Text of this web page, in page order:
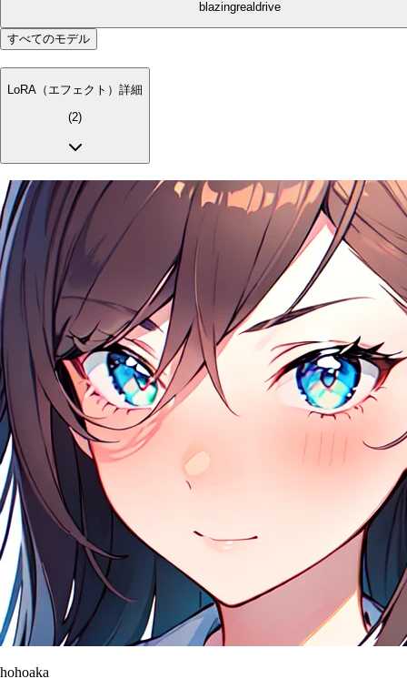
blazingrealdrive
すべてのモデル
LoRA（エフェクト）詳細
(2)
hohoaka